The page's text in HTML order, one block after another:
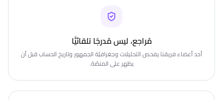
مُراجع، ليس مُدرجًا تلقائيًّا
أحد أعضاء فريقنا يفحص التحليلات وجغرافيّة الجمهور وتاريخ الحساب قبل أن
يظهر على المنصّة.